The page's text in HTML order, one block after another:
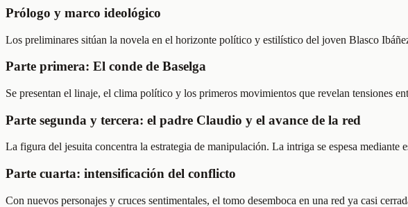
Prólogo y marco ideológico
Los preliminares sitúan la novela en el horizonte político y estilístico del joven Blasco
Parte primera: El conde de Baselga
Se presentan el linaje, el clima político y los primeros movimientos que revelan tensiones
Parte segunda y tercera: el padre Claudio y el avance de la red
La figura del jesuita concentra la estrategia de manipulación. La intriga se espesa mediante
Parte cuarta: intensificación del conflicto
Con nuevos personajes y cruces sentimentales, el tomo desemboca en una red ya casi